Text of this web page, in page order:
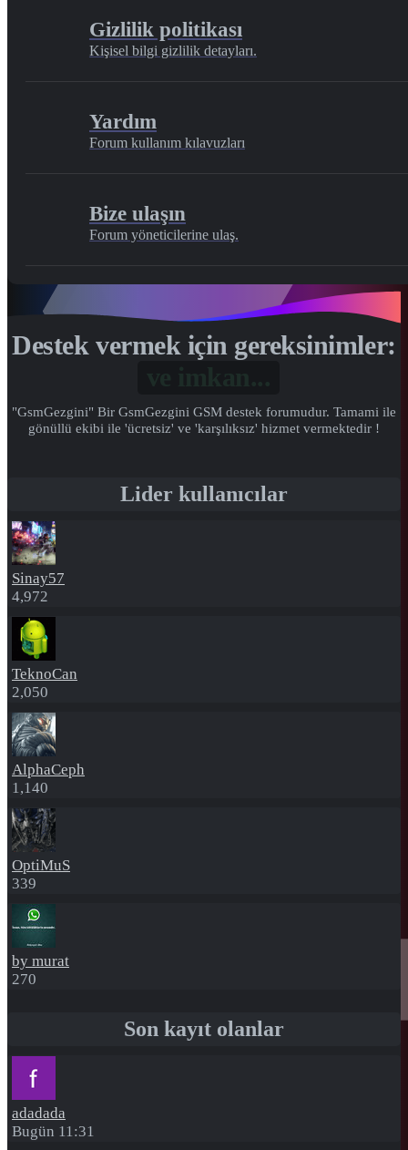
Gizlilik politikası
Kişisel bilgi gizlilik detayları.
Yardım
Forum kullanım kılavuzları
Bize ulaşın
Forum yöneticilerine ulaş.
Destek vermek için gereksinimler:
"GsmGezgini" Bir GsmGezgini GSM destek forumudur. Tamami ile
gönüllü ekibi ile 'ücretsiz' ve 'karşılıksız' hizmet vermektedir !
Lider kullanıcılar
Sinay57
4,972
TeknoCan
2,050
AlphaCeph
1,140
OptiMuS
339
by murat
270
Son kayıt olanlar
adadada
Bugün 11:31